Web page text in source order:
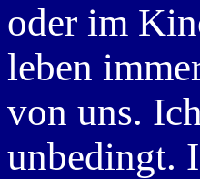
oder im
leben
von uns.
unbedingt.